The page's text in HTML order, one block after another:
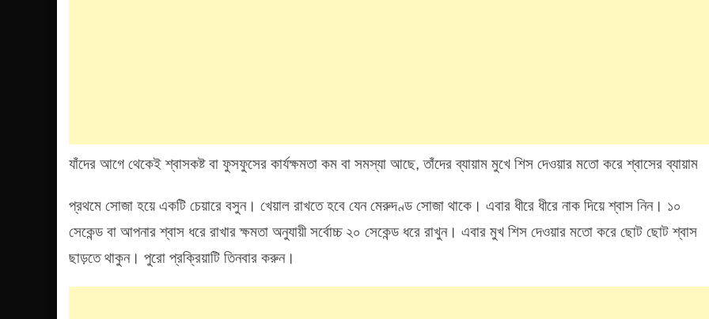
যাঁদের আগে থেকেই শ্বাসকষ্ট বা ফুসফুসের কার্যক্ষমতা কম বা সমস্যা আছে, তাঁদের ব্যায়াম মুখে শিস দেওয়ার মতো করে শ্বাসের ব্যায়াম
প্রথমে সোজা হয়ে একটি চেয়ারে বসুন। খেয়াল রাখতে হবে যেন মেরুদণ্ড সোজা থাকে। এবার ধীরে ধীরে নাক দিয়ে শ্বাস নিন। ১০
সেকেন্ড বা আপনার শ্বাস ধরে রাখার ক্ষমতা অনুযায়ী সর্বোচ্চ ২০ সেকেন্ড ধরে রাখুন। এবার মুখ শিস দেওয়ার মতো করে ছোট ছোট শ্বাস
ছাড়তে থাকুন। পুরো প্রক্রিয়াটি তিনবার করুন।